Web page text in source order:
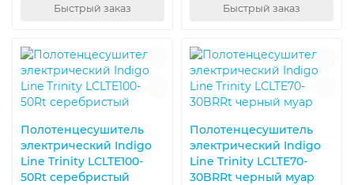
Быстрый заказ Быстрый заказ
Полотенцесушитель
электрический Indigo
Line Trinity LСLTE100-
50Rt серебристый
Полотенцесушитель
электрический Indigo
Line Trinity LСLTE70-
30BRRt черный муар